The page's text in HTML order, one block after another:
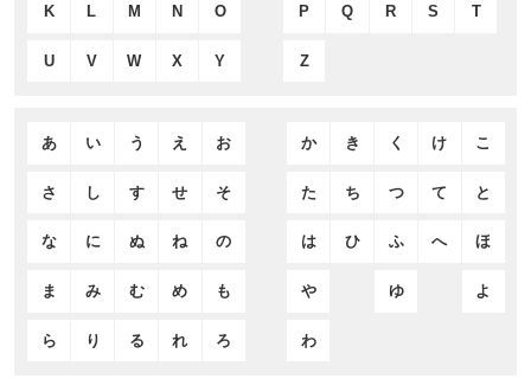
K L M N O P Q R S T
U V W X Y Z
あ い う え お か き く け こ
さ し す せ そ た ち つ て と
な に ぬ ね の は ひ ふ へ ほ
ま み む め も や ゆ よ
ら り る れ ろ わ